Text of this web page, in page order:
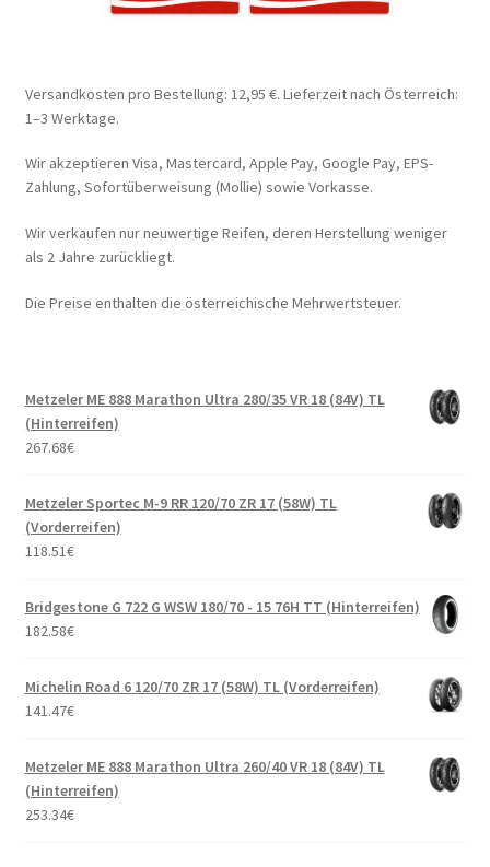
Versandkosten pro Bestellung: 12,95 €. Lieferzeit nach Österreich:
1–3 Werktage.
Wir akzeptieren Visa, Mastercard, Apple Pay, Google Pay, EPS-
Zahlung, Sofortüberweisung (Mollie) sowie Vorkasse.
Wir verkaufen nur neuwertige Reifen, deren Herstellung weniger
als 2 Jahre zurückliegt.
Die Preise enthalten die österreichische Mehrwertsteuer.
Metzeler ME 888 Marathon Ultra 280/35 VR 18 (84V) TL
(Hinterreifen)
267.68€
Metzeler Sportec M-9 RR 120/70 ZR 17 (58W) TL
(Vorderreifen)
118.51€
Bridgestone G 722 G WSW 180/70 - 15 76H TT (Hinterreifen)
182.58€
Michelin Road 6 120/70 ZR 17 (58W) TL (Vorderreifen)
141.47€
Metzeler ME 888 Marathon Ultra 260/40 VR 18 (84V) TL
(Hinterreifen)
253.34€